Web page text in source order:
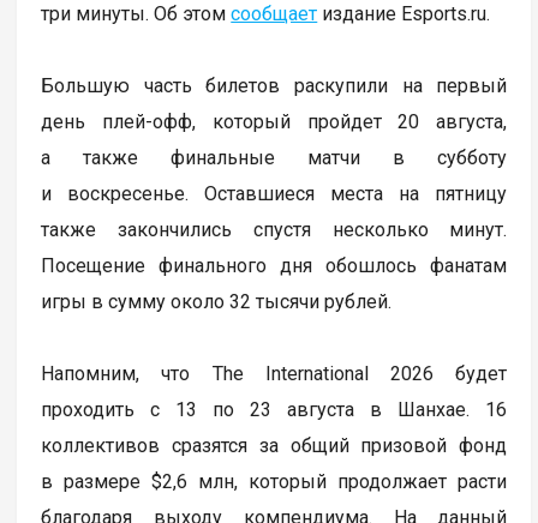
три минуты. Об этомсообщает издание Esports.ru.
Большую часть билетов раскупили на первый
день плей-офф, который пройдет 20 августа,
а также финальные матчи в субботу
и воскресенье. Оставшиеся места на пятницу
также закончились спустя несколько минут.
Посещение финального дня обошлось фанатам
игры в сумму около 32 тысячи рублей.
Напомним, что The International 2026 будет
проходить с 13 по 23 августа в Шанхае. 16
коллективов сразятся за общий призовой фонд
в размере $2,6 млн, который продолжает расти
благодаря выходу компендиума. На данный